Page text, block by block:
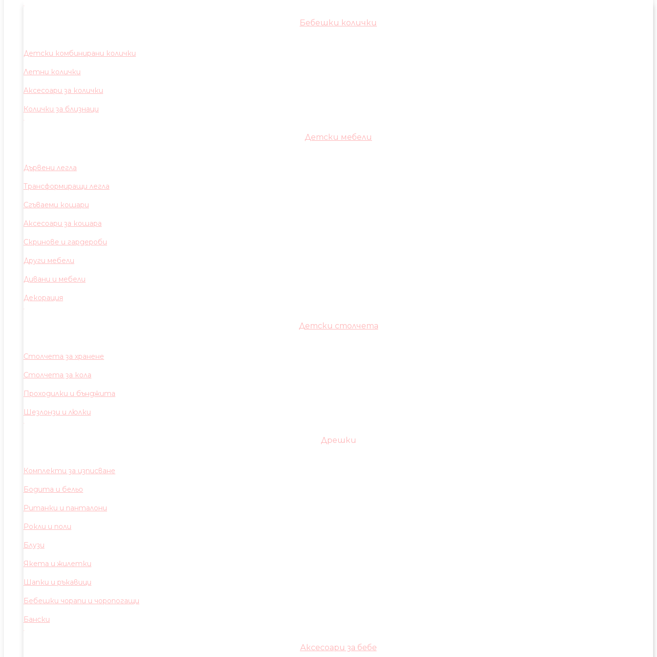
Бебешки колички
Детски комбинирани колички
Летни колички
Аксесоари за колички
Колички за близнаци
Детски мебели
Дървени легла
Трансформиращи легла
Сгъваеми кошари
Аксесоари за кошара
Скринове и гардероби
Други мебели
Дивани и мебели
Декорация
Детски столчета
Столчета за хранене
Столчета за кола
Проходилки и бънджита
Шезлонзи и люлки
Дрешки
Комплекти за изписване
Бодита и бельо
Ританки и панталони
Рокли и поли
Блузи
Якета и жилетки
Шапки и ръкавици
Бебешки чорапи и чоропогащи
Бански
Аксесоари за бебе